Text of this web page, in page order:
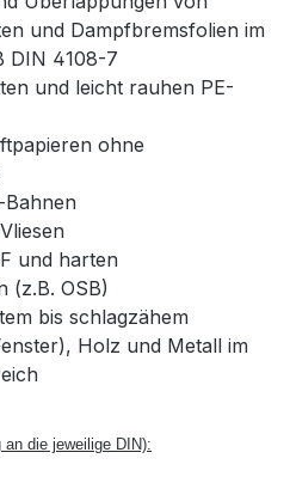
und Dampfbremsfolien im
DIN 4108-7
und leicht rauhen PE-
ohne
und harten
(z.B. OSB)
bis schlagzähem
Holz und Metall im
die jeweilige DIN):